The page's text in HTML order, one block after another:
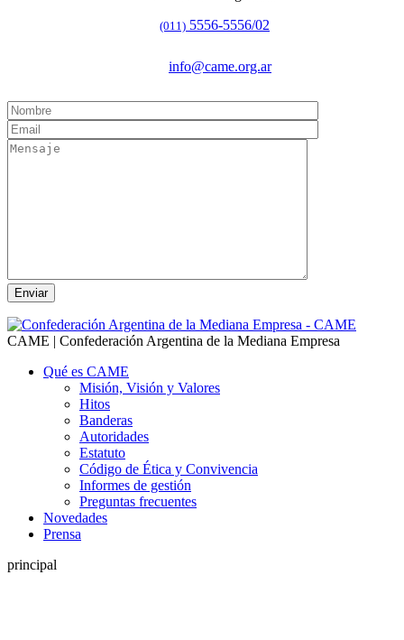
(011) 5556-5556/02
info@came.org.ar
CAME | Confederación Argentina de la Mediana Empresa
Qué es CAME
Misión, Visión y Valores
Hitos
Banderas
Autoridades
Estatuto
Código de Ética y Convivencia
Informes de gestión
Preguntas frecuentes
Novedades
Prensa
principal